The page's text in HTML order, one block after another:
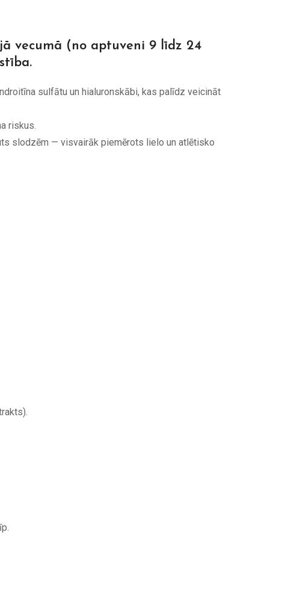
vecumā (no aptuveni 9 līdz 24
sulfātu un hialuronskābi, kas palīdz veicināt
riskus.
slodzēm — visvairāk piemērots lielo un atlētisko